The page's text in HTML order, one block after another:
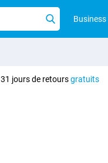
Business
31 jours de retoursgratuits